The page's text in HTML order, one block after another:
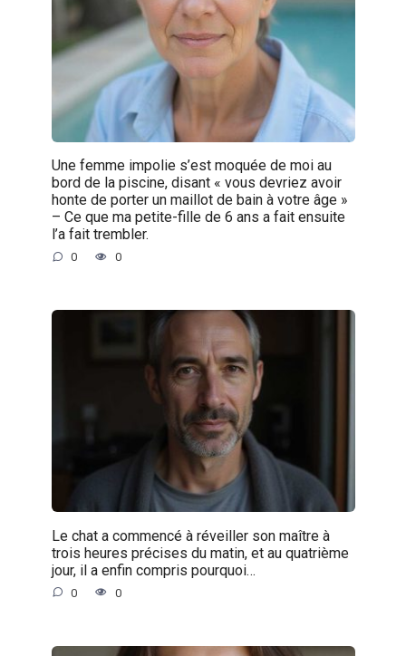
Une femme impolie s’est moquée de moi au
bord de la piscine, disant « vous devriez avoir
honte de porter un maillot de bain à votre âge »
– Ce que ma petite-fille de 6 ans a fait ensuite
l’a fait trembler.
0 0
Le chat a commencé à réveiller son maître à
trois heures précises du matin, et au quatrième
jour, il a enfin compris pourquoi…
0 0